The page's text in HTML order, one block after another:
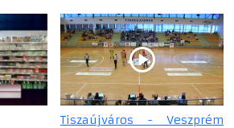
Tiszaújváros - Veszprém